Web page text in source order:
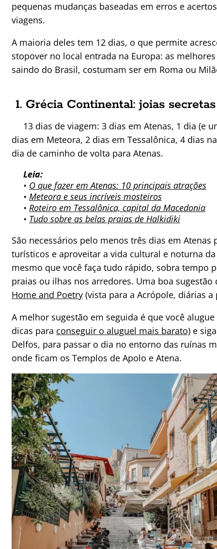
pequenas mudanças baseadas em erros e
viagens.
A maioria deles tem 12 dias, o que permite
stopover no local entrada na Europa: as
saindo do Brasil, costumam ser em Roma ou
1. Grécia Continental: joias secretas
13 dias de viagem: 3 dias em Atenas, 1 dia (e
dias em Meteora, 2 dias em Tessalônica, 4 dias
dia de caminho de volta para Atenas.
Leia:
• O que fazer em Atenas: 10 principais atrações
• Meteora e seus incríveis mosteiros
• Roteiro em Tessalônica, capital da Macedonia
• Tudo sobre as belas praias de Halkidiki
São necessários pelo menos três dias em Atenas
turísticos e aproveitar a vida cultural e noturna
mesmo que você faça tudo rápido, sobra tempo
praias ou ilhas nos arredores. Uma boa
Home and Poetry (vista para a Acrópole, diárias
A melhor sugestão em seguida é que você
dicas para conseguir o aluguel mais barato) e
Delfos, para passar o dia no entorno das ruínas
onde ficam os Templos de Apolo e Atena.